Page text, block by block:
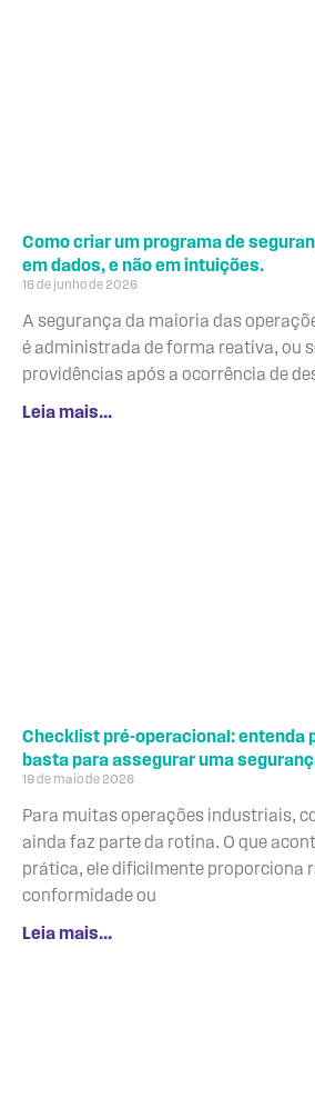
Como criar um programa de
em dados, e não em intuições.
16 de junho de 2026
A segurança da maioria das
é administrada de forma reativa, ou
providências após a ocorrência de
Leia mais...
Checklist pré-operacional: entenda
basta para assegurar uma
19 de maio de 2026
Para muitas operações industriais,
ainda faz parte da rotina. O que
prática, ele dificilmente proporciona
conformidade ou
Leia mais...